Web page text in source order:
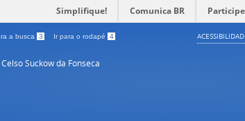
Simplifique! Comunica BR Participe
a busca 3 Ir para o rodapé 4
Suckow da Fonseca